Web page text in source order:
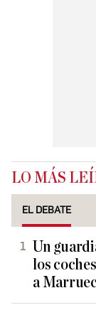
LO MÁS
EL DEBATE
Un
los
a